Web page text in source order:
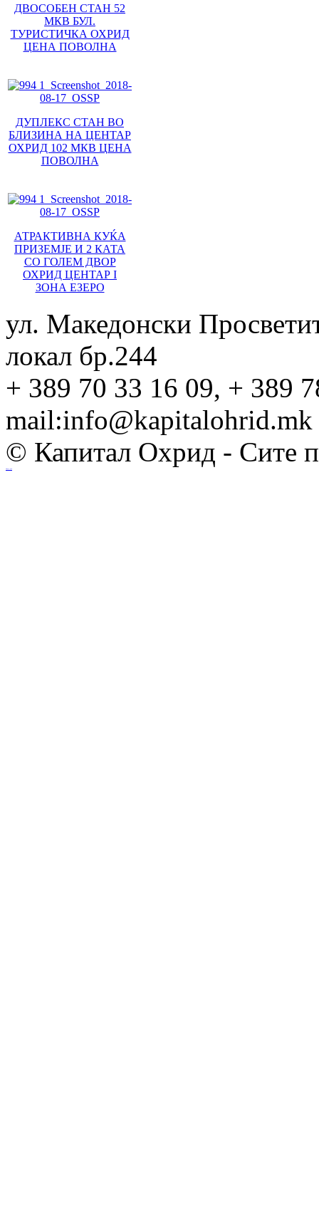
ДВОСОБЕН СТАН 52
МКВ БУЛ.
ТУРИСТИЧКА ОХРИД
ЦЕНА ПОВОЛНА
ДУПЛЕКС СТАН ВО
БЛИЗИНА НА ЦЕНТАР
ОХРИД 102 МКВ ЦЕНА
ПОВОЛНА
АТРАКТИВНА КУЌА
ПРИЗЕМЈЕ И 2 КАТА
СО ГОЛЕМ ДВОР
ОХРИД ЦЕНТАР I
ЗОНА ЕЗЕРО
ул. Македонски
локал бр.244
+ 389 70 33 16 09, + 389
mail:info@kapitalohrid.mk
© Капитал Охрид - Сите
Ihost.mk